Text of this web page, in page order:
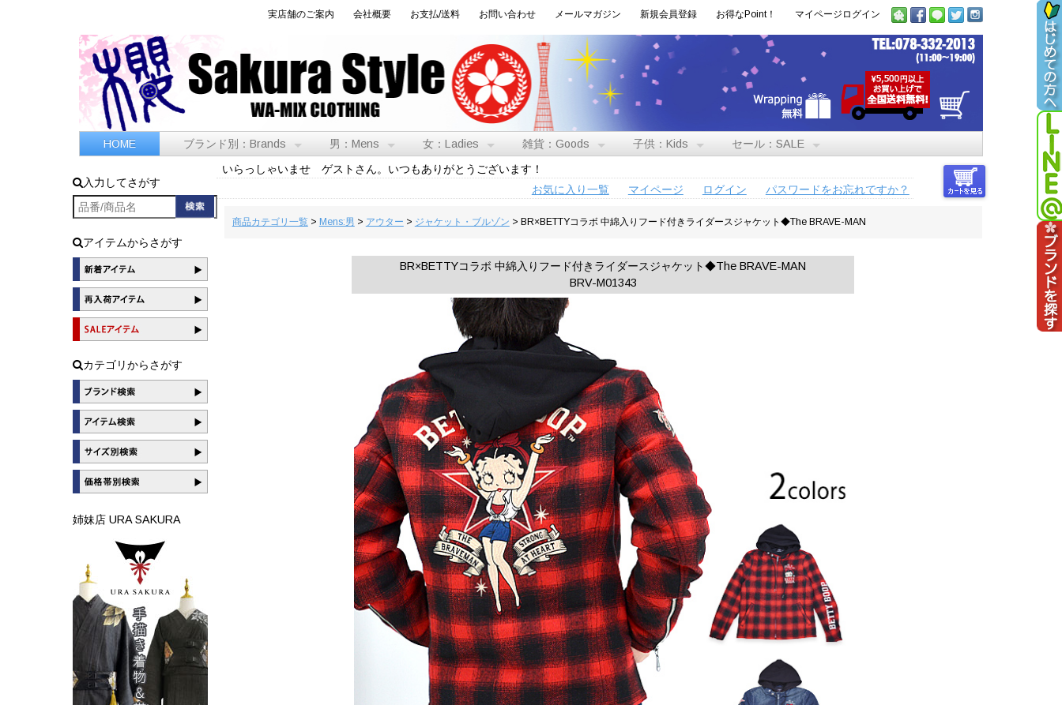
実店舗のご案内 会社概要 お支払/送料 お問い合わせ メールマガジン 新規会員登録 お得なPoint！ マイページログイン
HOME ブランド別：Brands 男：Mens 女：Ladies 雑貨：Goods 子供：Kids セール：SALE
入力してさがす
アイテムからさがす
カテゴリからさがす
姉妹店 URA SAKURA
いらっしゃいませ ゲストさん。いつもありがとうございます！
お気に入り一覧
マイページ ログイン パスワードをお忘れですか？
商品カテゴリ一覧> Mens:男 > アウター > ジャケット・ブルゾン > BR×BETTYコラボ 中綿入りフード付きライダースジャケット◆The BRAVE-MAN
BR×BETTYコラボ 中綿入りフード付きライダースジャケット◆The BRAVE-MAN
BRV-M01343